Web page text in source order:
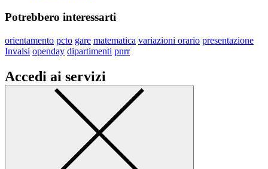
Potrebbero interessarti
orientamento pcto gare matematica variazioni orario presentazione
Invalsi openday dipartimenti pnrr
Accedi ai servizi